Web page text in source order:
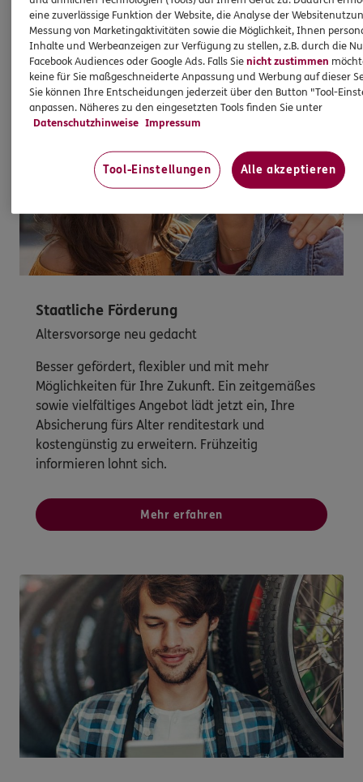
Entdecken Sie die neusten Aktionen
Staatliche Förderung
Altersvorsorge neu gedacht
Besser gefördert, flexibler und mit mehr
Möglichkeiten für Ihre Zukunft. Ein zeitgemäßes
sowie vielfältiges Angebot lädt jetzt ein, Ihre
Absicherung fürs Alter renditestark und
kostengünstig zu erweitern. Frühzeitig
informieren lohnt sich.
Mehr erfahren
eine zuverlässige Funktion der Website, die Analyse der
Messung von Marketingaktivitäten sowie die Möglichkeit, Ihnen
Inhalte und Werbeanzeigen zur Verfügung zu stellen, z.B. durch die
Facebook Audiences oder Google Ads. Falls Sienicht zustimmen
keine für Sie maßgeschneiderte Anpassung und Werbung auf dieser
Sie können Ihre Entscheidungen jederzeit über den Button "Tool-
anpassen. Näheres zu den eingesetzten Tools finden Sie unter
Datenschutzhinweise Impressum
Tool-Einstellungen Alle akzeptieren